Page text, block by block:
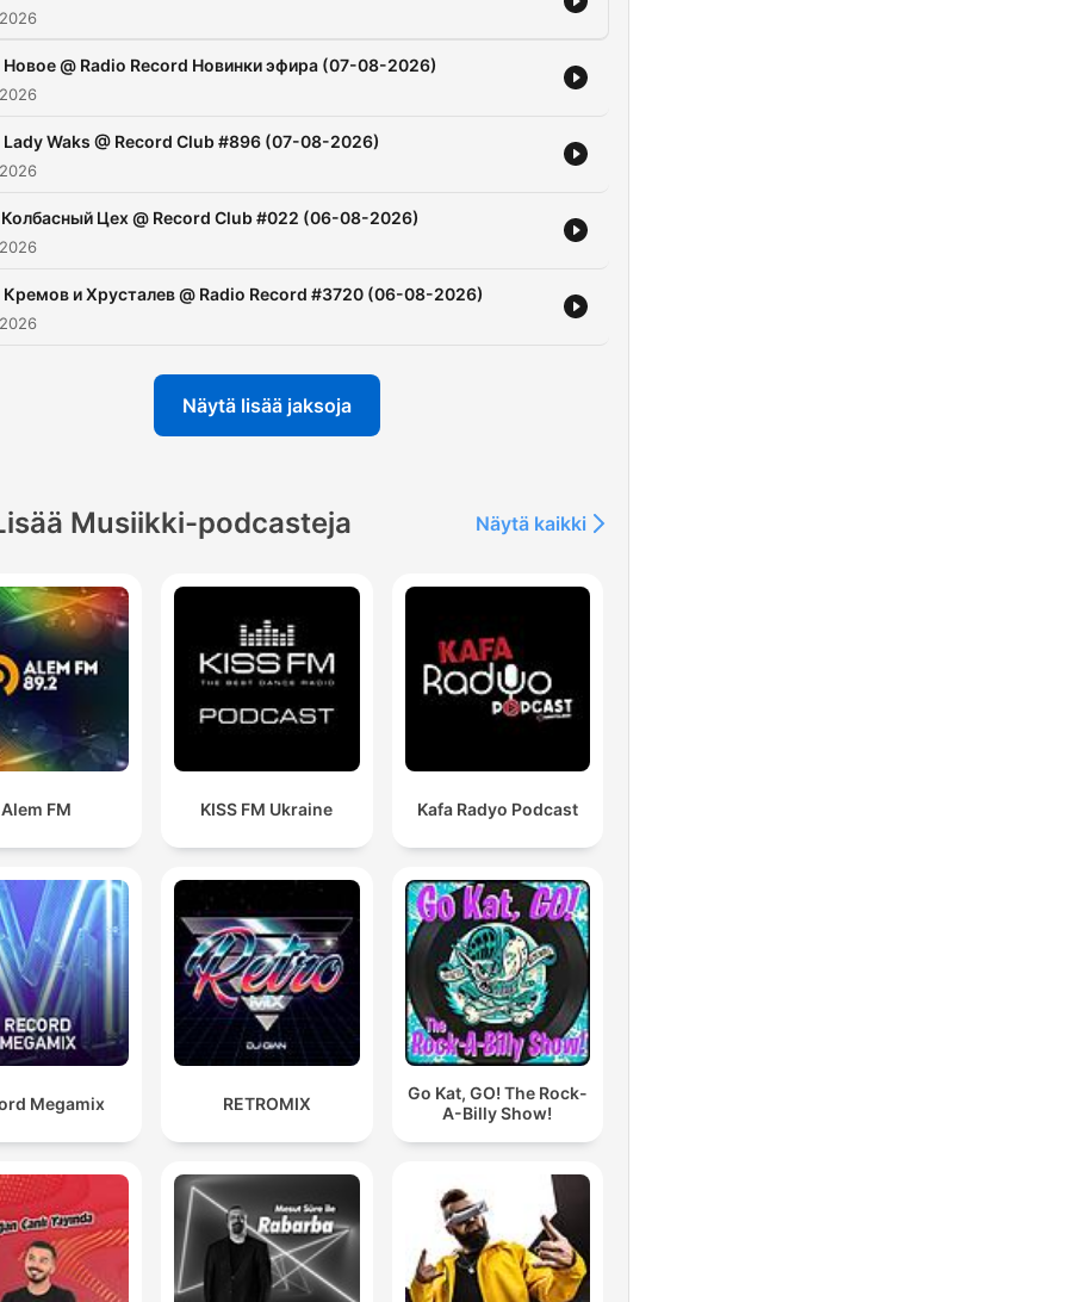
Новое @ Radio Record Новинки эфира (07-08-2026)
Lady Waks @ Record Club #896 (07-08-2026)
Колбасный Цех @ Record Club #022 (06-08-2026)
Кремов и Хрусталев @ Radio Record #3720 (06-08-2026)
Näytä lisää jaksoja
Musiikki-podcasteja Näytä kaikki
Alem FM KISS FM Ukraine Kafa Radyo Podcast
Megamix RETROMIX
Go Kat, GO! The Rock-
A-Billy Show!